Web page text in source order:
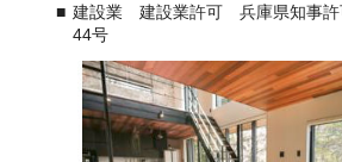
建設業 建設業許可 兵庫県知事許
44号